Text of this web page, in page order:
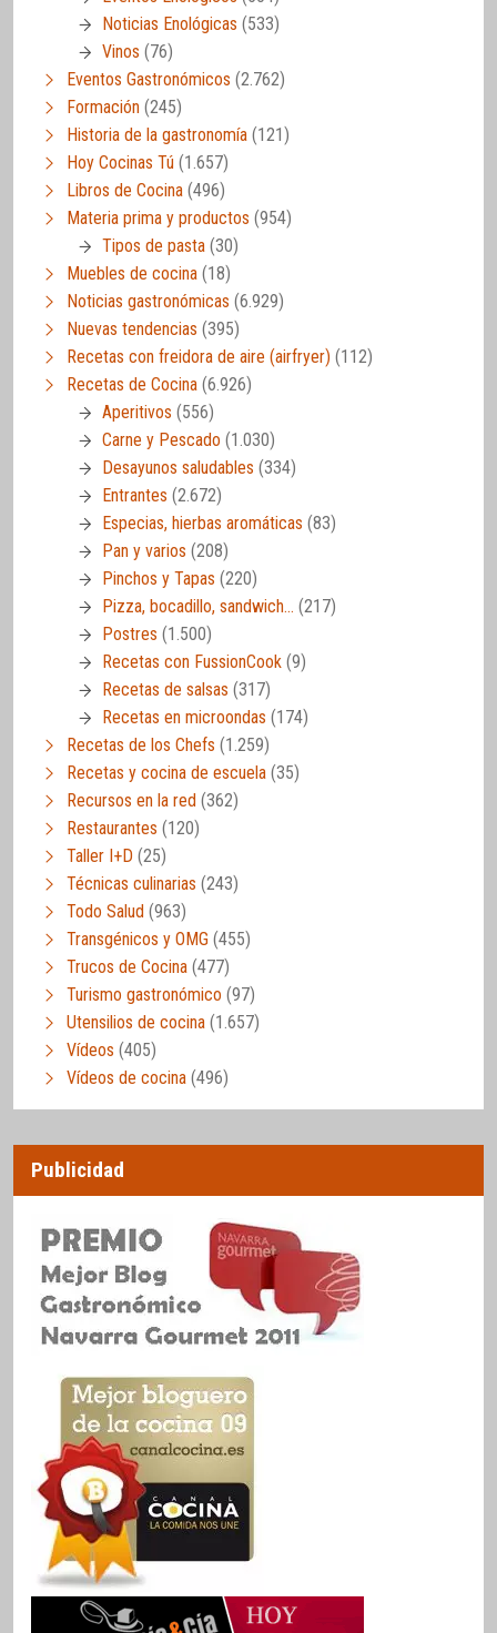
Noticias Enológicas (533)
Vinos (76)
Eventos Gastronómicos (2.762)
Formación (245)
Historia de la gastronomía (121)
Hoy Cocinas Tú (1.657)
Libros de Cocina (496)
Materia prima y productos (954)
Tipos de pasta (30)
Muebles de cocina (18)
Noticias gastronómicas (6.929)
Nuevas tendencias (395)
Recetas con freidora de aire (airfryer) (112)
Recetas de Cocina (6.926)
Aperitivos (556)
Carne y Pescado (1.030)
Desayunos saludables (334)
Entrantes (2.672)
Especias, hierbas aromáticas (83)
Pan y varios (208)
Pinchos y Tapas (220)
Pizza, bocadillo, sandwich… (217)
Postres (1.500)
Recetas con FussionCook (9)
Recetas de salsas (317)
Recetas en microondas (174)
Recetas de los Chefs (1.259)
Recetas y cocina de escuela (35)
Recursos en la red (362)
Restaurantes (120)
Taller I+D (25)
Técnicas culinarias (243)
Todo Salud (963)
Transgénicos y OMG (455)
Trucos de Cocina (477)
Turismo gastronómico (97)
Utensilios de cocina (1.657)
Vídeos (405)
Vídeos de cocina (496)
Publicidad